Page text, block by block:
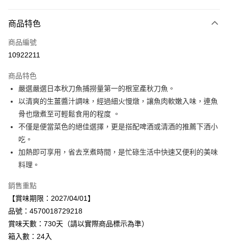
信用卡一次付款
LINE Pay
街口支付
悠遊付
Google Pay
全盈+PAY
AFTEE先享後付
【關於「AFTEE先享後付」】
AFTEE先享後付是「在收到商品之後才付款」的支付方式。 讓您購物簡單
便利好安心！
１．簡單：不需註冊會員、不需綁卡、不需儲值。
２．便利：只要手機號碼，簡訊認證，即可結帳。
運送方式
宅配
每筆NT$120，滿NT$899(含以上)免運費
商品特色
商品編號
10922211
商品特色
嚴選嚴選日本秋刀魚捕撈量第一的根室產秋刀魚。
以清爽的生薑醬汁調味，經過細火慢燉，讓魚肉軟嫩入味，連魚
骨也燉煮至可輕鬆食用的程度 。
不僅是便當菜色的絕佳選擇，更是搭配啤酒或清酒的推薦下酒小
吃。
加熱即可享用，省去烹煮時間，是忙碌生活中快速又便利的美味
料理。
銷售重點
【賞味期限：2027/04/01】
品號：4570018729218
賞味天數：730天（請以實際商品標示為準）
箱入數：24入